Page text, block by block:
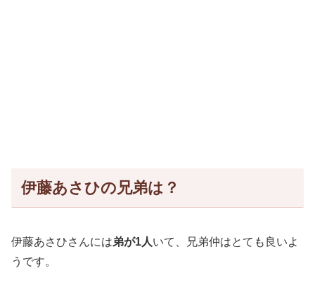
伊藤あさひの兄弟は？
伊藤あさひさんには弟が1人いて、兄弟仲はとても良いよ
うです。